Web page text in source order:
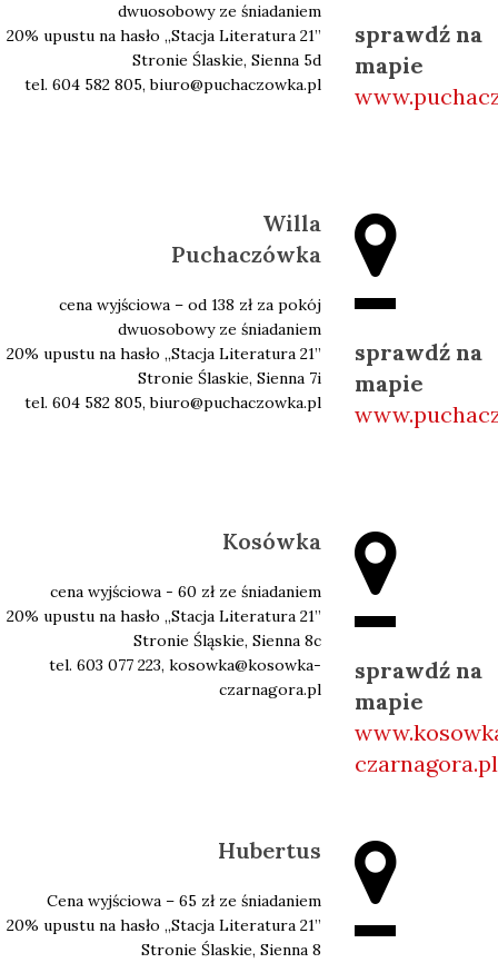
dwuosobowy ze śniadaniem
20% upustu na hasło ,,Stacja Literatura 21’’
Stronie Ślaskie, Sienna 5d
tel. 604 582 805, biuro@puchaczowka.pl
sprawdź na
mapie
Willa
Puchaczówka
cena wyjściowa – od 138 zł za pokój
dwuosobowy ze śniadaniem
20% upustu na hasło ,,Stacja Literatura 21’’
Stronie Ślaskie, Sienna 7i
tel. 604 582 805, biuro@puchaczowka.pl
sprawdź na
mapie
Kosówka
cena wyjściowa - 60 zł ze śniadaniem
20% upustu na hasło ,,Stacja Literatura 21’’
Stronie Śląskie, Sienna 8c
tel. 603 077 223, kosowka@kosowka-
czarnagora.pl
sprawdź na
mapie
czarnagora.pl
Hubertus
Cena wyjściowa – 65 zł ze śniadaniem
20% upustu na hasło ,,Stacja Literatura 21’’
Stronie Ślaskie, Sienna 8